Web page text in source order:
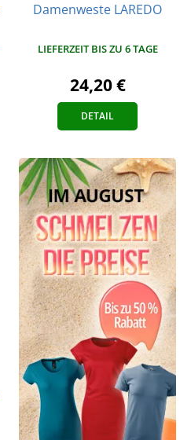
Damenweste LAREDO
LIEFERZEIT BIS ZU 6 TAGE
24,20 €
DETAIL